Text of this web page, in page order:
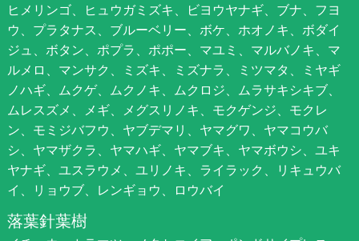
ヒメリンゴ、ヒュウガミズキ、ビヨウヤナギ、ブナ、フヨ
ウ、プラタナス、ブルーベリー、ボケ、ホオノキ、ボダイ
ジュ、ボタン、ポプラ、ポポー、マユミ、マルバノキ、マ
ルメロ、マンサク、ミズキ、ミズナラ、ミツマタ、ミヤギ
ノハギ、ムクゲ、ムクノキ、ムクロジ、ムラサキシキブ、
ムレスズメ、メギ、メグスリノキ、モクゲンジ、モクレ
ン、モミジバフウ、ヤブデマリ、ヤマグワ、ヤマコウバ
シ、ヤマザクラ、ヤマハギ、ヤマブキ、ヤマボウシ、ユキ
ヤナギ、ユスラウメ、ユリノキ、ライラック、リキュウバ
イ、リョウブ、レンギョウ、ロウバイ
落葉針葉樹